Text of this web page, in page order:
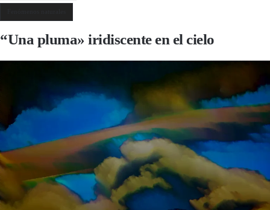
“Una pluma» iridiscente en el cielo